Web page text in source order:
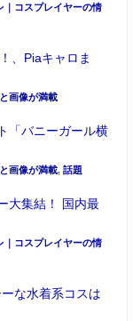
｜コスプレイヤーの情
、Piaキャロま
画像が満載
「バニーガール横
画像が満載, 話題
大集結！ 国内最
｜コスプレイヤーの情
な水着系コスは